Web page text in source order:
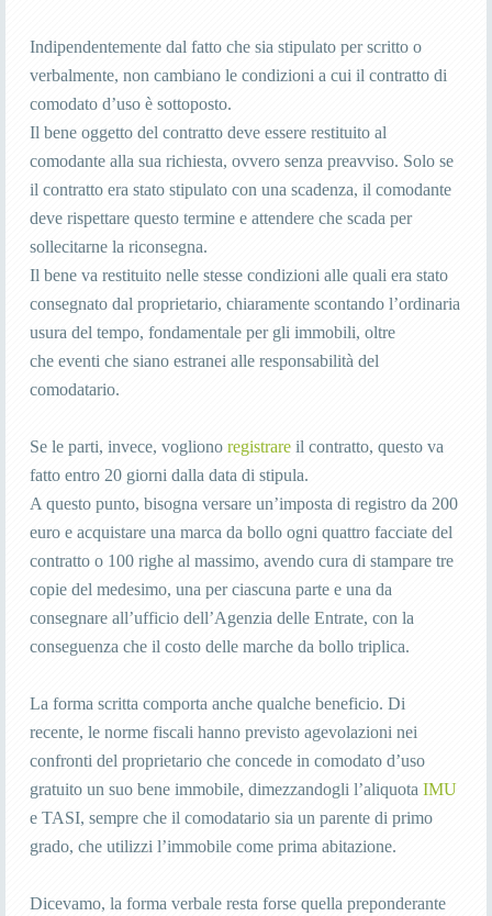
Indipendentemente dal fatto che sia stipulato per scritto o
verbalmente, non cambiano le condizioni a cui il contratto di
comodato d’uso è sottoposto.
Il bene oggetto del contratto deve essere restituito al
comodante alla sua richiesta, ovvero senza preavviso. Solo se
il contratto era stato stipulato con una scadenza, il comodante
deve rispettare questo termine e attendere che scada per
sollecitarne la riconsegna.
Il bene va restituito nelle stesse condizioni alle quali era stato
consegnato dal proprietario, chiaramente scontando l’ordinaria
usura del tempo, fondamentale per gli immobili, oltre
che eventi che siano estranei alle responsabilità del
comodatario.
Se le parti, invece, vogliono registrareil contratto, questo va
fatto entro 20 giorni dalla data di stipula.
A questo punto, bisogna versare un’imposta di registro da 200
euro e acquistare una marca da bollo ogni quattro facciate del
contratto o 100 righe al massimo, avendo cura di stampare tre
copie del medesimo, una per ciascuna parte e una da
consegnare all’ufficio dell’Agenzia delle Entrate, con la
conseguenza che il costo delle marche da bollo triplica.
La forma scritta comporta anche qualche beneficio. Di
recente, le norme fiscali hanno previsto agevolazioni nei
confronti del proprietario che concede in comodato d’uso
gratuito un suo bene immobile, dimezzandogli l’aliquota IMU
e TASI, sempre che il comodatario sia un parente di primo
grado, che utilizzi l’immobile come prima abitazione.
Dicevamo, la forma verbale resta forse quella preponderante